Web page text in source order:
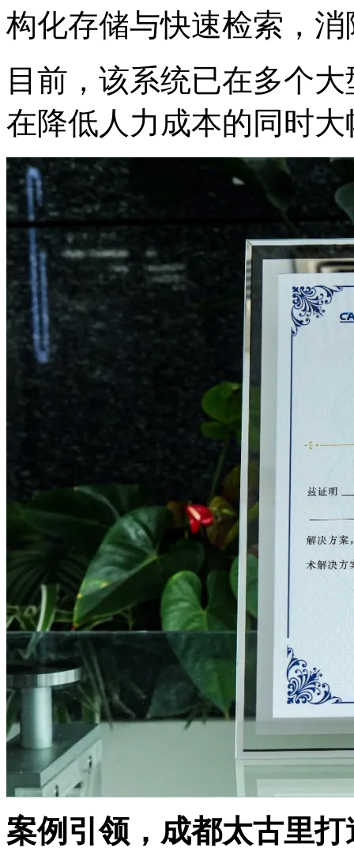
构化存储与快速检索，
目前，该系统已在多个
在降低人力成本的同时
案例引领，成都太古里